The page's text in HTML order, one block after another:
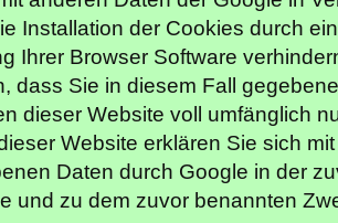
Installation der Cookies durch
Ihrer Browser Software
dass Sie in diesem Fall
dieser Website voll umfänglich
Website erklären Sie sich
Daten durch Google in der
und zu dem zuvor benannten